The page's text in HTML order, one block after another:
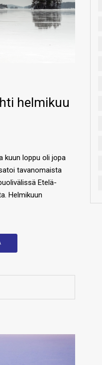
helmikuu
kuun loppu oli jopa
tavanomaista
Etelä-
Helmikuun